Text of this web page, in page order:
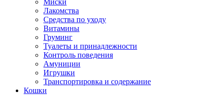
Миски
Лакомства
Средства по уходу
Витамины
Груминг
Туалеты и принадлежности
Контроль поведения
Амуниции
Игрушки
Транспортировка и содержание
Кошки